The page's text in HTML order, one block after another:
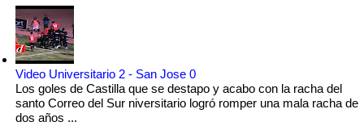
Video Universitario 2 - San Jose 0
Los goles de Castilla que se destapo y acabo con la racha del
santo Correo del Sur niversitario logró romper una mala racha de
dos años ...